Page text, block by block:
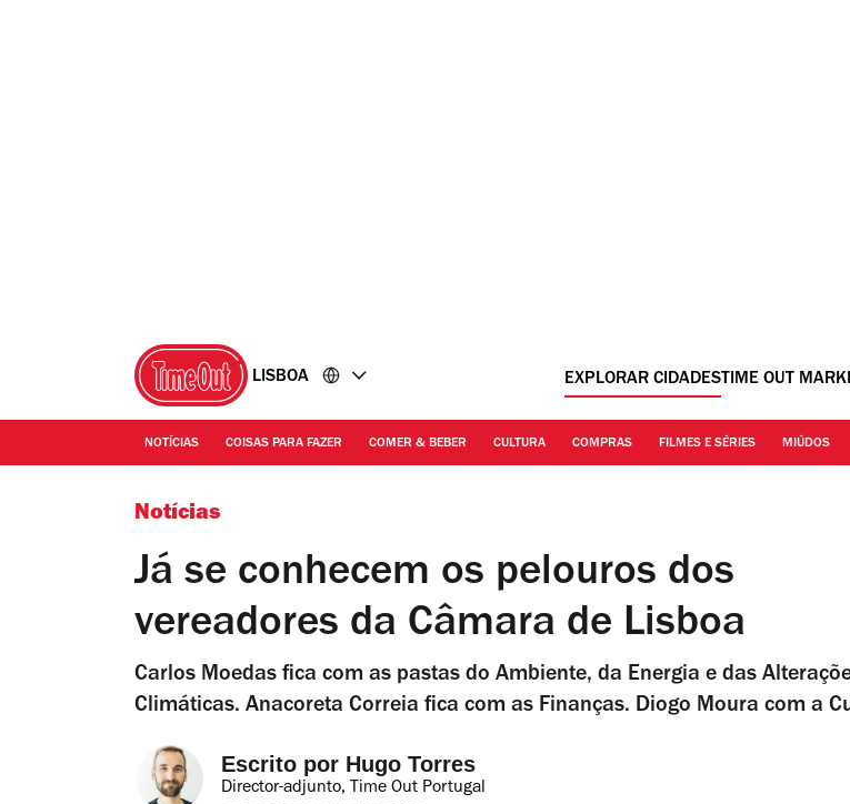
LISBOA EXPLORAR CIDADESTIME OUT
NOTÍCIAS COISAS PARA FAZER COMER & BEBER CULTURA COMPRAS FILMES E SÉRIES MIÚDOS
Notícias
Já se conhecem os pelouros dos
vereadores da Câmara de Lisboa
Carlos Moedas fica com as pastas do Ambiente, da Energia e das
Climáticas. Anacoreta Correia fica com as Finanças. Diogo Moura com a
Escrito por Hugo Torres
Director-adjunto, Time Out Portugal